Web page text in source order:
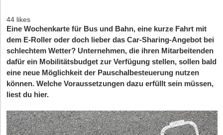
44 likes
Eine Wochenkarte für Bus und Bahn, eine kurze Fahrt mit
dem E-Roller oder doch lieber das Car-Sharing-Angebot bei
schlechtem Wetter? Unternehmen, die ihren Mitarbeitenden
dafür ein Mobilitätsbudget zur Verfügung stellen, sollen bald
eine neue Möglichkeit der Pauschalbesteuerung nutzen
können. Welche Voraussetzungen dazu erfüllt sein müssen,
liest du hier.